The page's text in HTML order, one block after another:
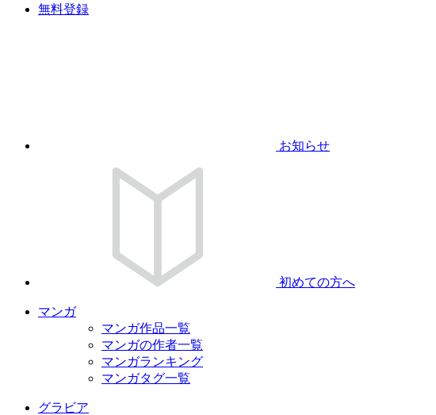
無料登録
お知らせ
初めての方へ
マンガ
マンガ作品一覧
マンガの作者一覧
マンガランキング
マンガタグ一覧
グラビア